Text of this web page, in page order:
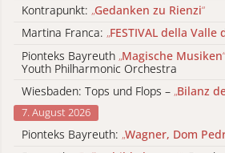
Kontrapunkt: „Gedanken zu Rienzi“
Martina Franca: „FESTIVAL della Valle
Pionteks Bayreuth „Magische Musiken“
Youth Philharmonic Orchestra
Wiesbaden: Tops und Flops – „Bilanz
7. August 2026
Pionteks Bayreuth: „Wagner, Dom